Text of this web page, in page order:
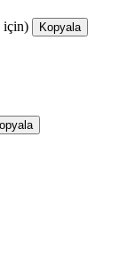
için) Kopyala